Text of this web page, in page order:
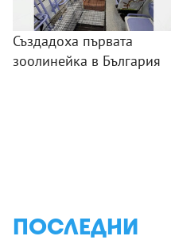
Създадоха първата
зоолинейка в България
ПОСЛЕДНИ